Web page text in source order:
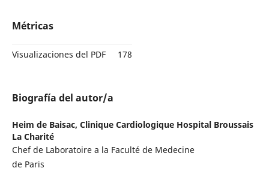
Métricas
Visualizaciones del PDF 178
Biografía del autor/a
Heim de Baisac, Clinique Cardiologique Hospital Broussais
La Charité
Chef de Laboratoire a la Faculté de Medecine
de Paris